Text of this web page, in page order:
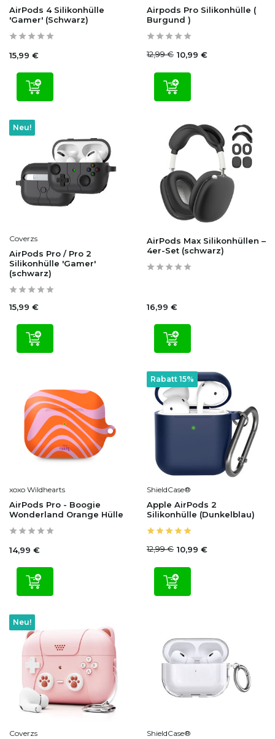
AirPods 4 Silikonhülle
'Gamer' (Schwarz)
15,99 €
Airpods Pro Silikonhülle (
Burgund )
12,99 € 10,99 €
Neu!
Coverzs
AirPods Pro / Pro 2
Silikonhülle 'Gamer'
(schwarz)
15,99 €
AirPods Max Silikonhüllen –
4er-Set (schwarz)
16,99 €
xoxo Wildhearts
AirPods Pro - Boogie
Wonderland Orange Hülle
14,99 €
Rabatt 15%
ShieldCase®
Apple AirPods 2
Silikonhülle (Dunkelblau)
12,99 € 10,99 €
Neu!
Coverzs ShieldCase®